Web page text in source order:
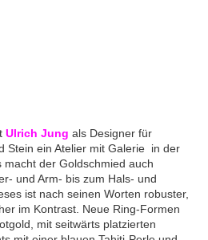
Ulrich Jung als Designer für
Stein ein Atelier mit Galerie in der
der Goldschmied auch
und Arm- bis zum Hals- und
ist nach seinen Worten robuster,
im Kontrast. Neue Ring-Formen
mit seitwärts platzierten